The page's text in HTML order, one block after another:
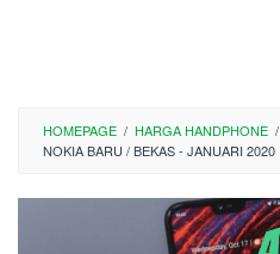
HOMEPAGE / HARGA HANDPHONE /
NOKIA BARU / BEKAS - JANUARI 2020